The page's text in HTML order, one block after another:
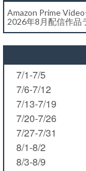
Amazon Prime
2026年8月配信作品
7/1-7/5
7/6-7/12
7/13-7/19
7/20-7/26
7/27-7/31
8/1-8/2
8/3-8/9